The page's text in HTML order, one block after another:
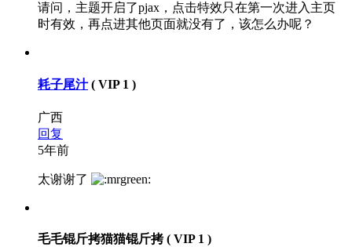
请问，主题开启了pjax，点击特效只在第一次进入主页
时有效，再点进其他页面就没有了，该怎么办呢？
耗子尾汁 ( VIP 1 )
广西
回复
5年前
太谢谢了
毛毛锟斤拷猫猫锟斤拷( VIP 1 )